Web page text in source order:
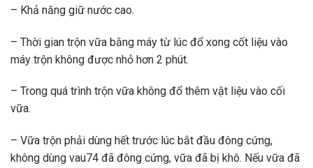
– Khả năng giữ nước cao.
– Thời gian trộn vữa bằng máy từ lúc đổ xong cốt liệu vào
máy trộn không được nhỏ hơn 2 phút.
– Trong quá trình trộn vữa không đổ thêm vật liệu vào cối
vữa.
– Vữa trộn phải dùng hết trước lúc bắt đầu đông cứng,
không dùng vau74 đã đông cứng, vữa đã bị khô. Nếu vữa đã